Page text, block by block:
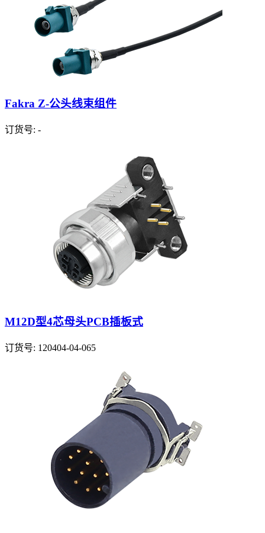
Fakra Z-公头线束组件
订货号: -
M12D型4芯母头PCB插板式
订货号: 120404-04-065